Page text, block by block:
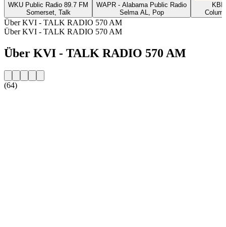
WKU Public Radio 89.7 FM
Somerset, Talk
WAPR - Alabama Public Radio
Selma AL, Pop
Über KVI - TALK RADIO 570 AM
Über KVI - TALK RADIO 570 AM
Über KVI - TALK RADIO 570 AM
(64)